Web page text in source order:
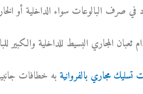
في صرف البالوعات سواء الداخلية أو
ثعبان المجاري البسيط للداخلية والكبير
تسليك مجاري بالفروانية به خطافات